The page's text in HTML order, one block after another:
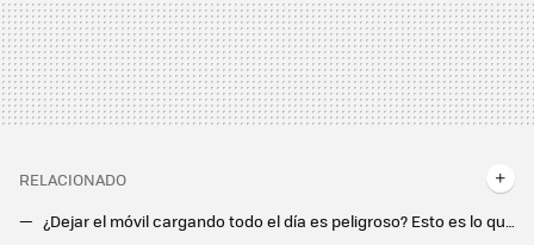
RELACIONADO
¿Dejar el móvil cargando todo el día es peligroso? Esto es lo que realmente puede pasar